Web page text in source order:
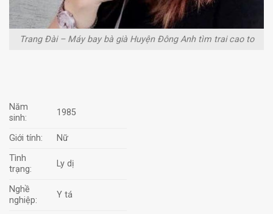
Trang Ðài – Máy bay bà già Huyện Đông Anh tìm trai cao to
Năm
sinh:
1985
Giới tính:
Nữ
Tình
trạng:
Ly dị
Nghề
nghiệp:
Y tá